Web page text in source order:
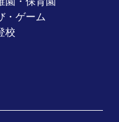
・ゲーム
校